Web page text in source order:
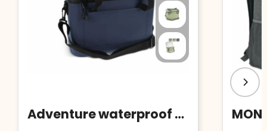
Adventure waterproof cooler box IPX4